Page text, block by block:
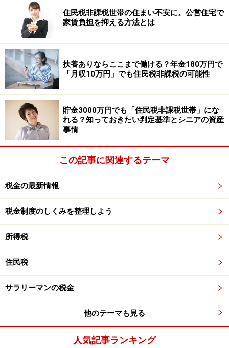
た、この上場株の範囲については「平成13年10月1日以
後の相続により取得したものでも対象」となっていま
す。つまり、平成13年9月30日以前から引き続き所有
（同日以前に相続が発生し引き続き所有）していたもの
にも活用できますし、平成13年10月1日以後の相続によ
り取得したものでも活用できるとなっています。
では、どのように活用すればよいのでしょうか。
対応策 その1 ～実際の購入価格と80%み
被相続人の実際に購入した時点の取得費と80％みなし取
得費を比較して、80％みなし取得費を活用したほうが有
利（被相続人の株式取得費＜80％みなし取得費）と判断
される場合。
定してしまうことです。
住民税非課税世帯の住まい不安に。公営住宅で
家賃負担を抑える方法とは
扶養ありならここまで働ける？年金180万円で
「月収10万円」でも住民税非課税の可能性
貯金3000万円でも「住民税非課税世帯」にな
れる？知っておきたい判定基準とシニアの資産
事情
この記事に関連するテーマ
税金の最新情報
税金制度のしくみを整理しよう
所得税
住民税
サラリーマンの税金
他のテーマも見る
人気記事ランキング